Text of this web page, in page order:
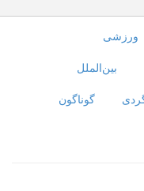
ورزشی
بین‌الملل
گوناگون